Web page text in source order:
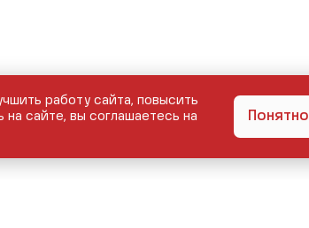
работу сайта, повысить
сайте, вы соглашаетесь на
Понятно